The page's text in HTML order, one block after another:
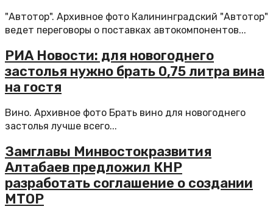
"Автотор". Архивное фото Калининградский "Автотор"
ведет переговоры о поставках автокомпонентов...
РИА Новости: для новогоднего
застолья нужно брать 0,75 литра вина
на гостя
Вино. Архивное фото Брать вино для новогоднего
застолья лучше всего...
Замглавы Минвостокразвития
Алтабаев предложил КНР
разработать соглашение о создании
МТОР